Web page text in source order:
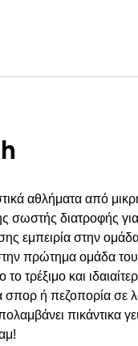
αθλήματα από
σωστής διατροφής
εμπειρία στην
πρώτημα ομάδα του
τρέξιμο και
σπορ ή πεζοπορία σε
πικάντικα